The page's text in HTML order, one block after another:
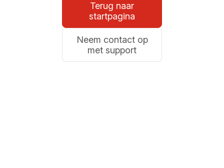
Terug naar
startpagina
Neem contact op
met support